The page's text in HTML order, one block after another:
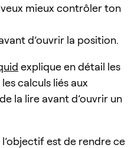
mieux contrôler ton
d’ouvrir la position.
explique en détail les
calculs liés aux
la lire avant d’ouvrir un
l’objectif est de rendre ce